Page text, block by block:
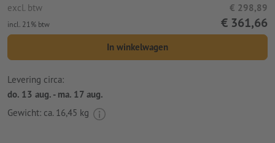
excl. btw € 298,89
incl. 21% btw € 361,66
In winkelwagen
Levering circa:
do. 13 aug. - ma. 17 aug.
Gewicht: ca. 16,45 kg